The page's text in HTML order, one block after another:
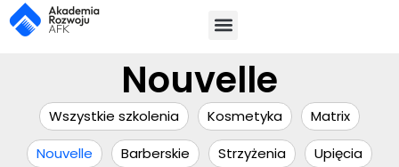
Nouvelle
Wszystkie szkolenia Kosmetyka
Matrix
Nouvelle
Barberskie Strzyżenia
Upięcia